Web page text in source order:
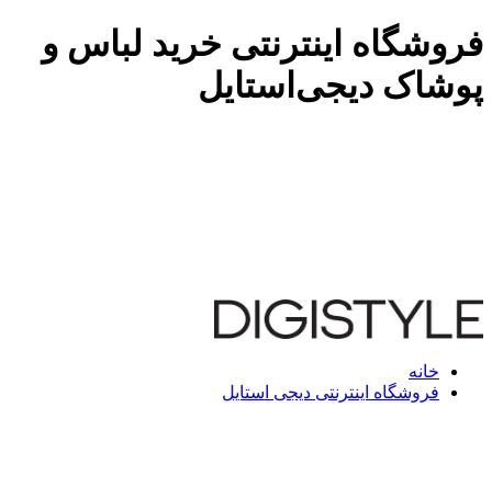
فروشگاه اینترنتی خرید لباس و
پوشاک دیجی‌استایل
خانه
فروشگاه اینترنتی دیجی استایل